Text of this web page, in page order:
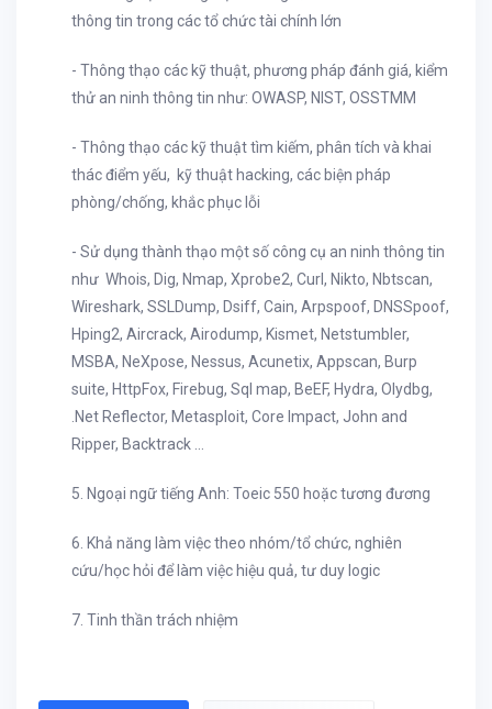
thông tin trong các tổ chức tài chính lớn
- Thông thạo các kỹ thuật, phương pháp đánh giá, kiểm
thử an ninh thông tin như: OWASP, NIST, OSSTMM
- Thông thạo các kỹ thuật tìm kiếm, phân tích và khai
thác điểm yếu, kỹ thuật hacking, các biện pháp
phòng/chống, khắc phục lỗi
- Sử dụng thành thạo một số công cụ an ninh thông tin
như Whois, Dig, Nmap, Xprobe2, Curl, Nikto, Nbtscan,
Wireshark, SSLDump, Dsiff, Cain, Arpspoof, DNSSpoof,
Hping2, Aircrack, Airodump, Kismet, Netstumbler,
MSBA, NeXpose, Nessus, Acunetix, Appscan, Burp
suite, HttpFox, Firebug, Sql map, BeEF, Hydra, Olydbg,
.Net Reflector, Metasploit, Core Impact, John and
Ripper, Backtrack …
5. Ngoại ngữ tiếng Anh: Toeic 550 hoặc tương đương
6. Khả năng làm việc theo nhóm/tổ chức, nghiên
cứu/học hỏi để làm việc hiệu quả, tư duy logic
7. Tinh thần trách nhiệm